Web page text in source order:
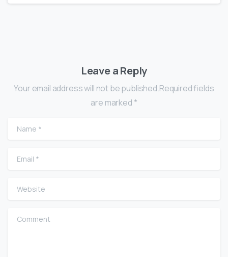
Leave a Reply
Your email address will not be published.Required fields
are marked *
Name
Email
Website
Comment